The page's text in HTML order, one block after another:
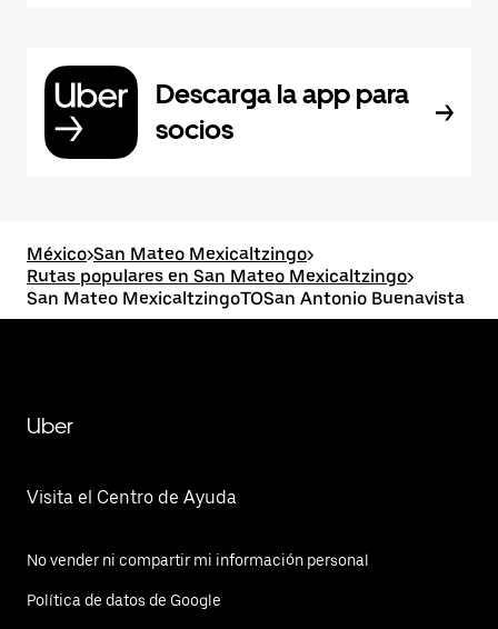
Descarga la app para
socios
México>San Mateo Mexicaltzingo>
Rutas populares en San Mateo Mexicaltzingo>
San Mateo MexicaltzingoTOSan Antonio Buenavista
Uber
Visita el Centro de Ayuda
No vender ni compartir mi información personal
Política de datos de Google